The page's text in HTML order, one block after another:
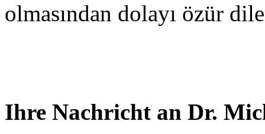
olmasından dolayı özür
Ihre Nachricht an Dr.